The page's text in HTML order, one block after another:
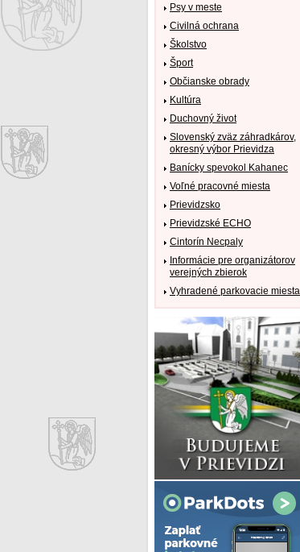
Psy v meste
Civilná ochrana
Školstvo
Šport
Občianske obrady
Kultúra
Duchovný život
Slovenský zväz záhradkárov,
okresný výbor Prievidza
Banícky spevokol Kahanec
Voľné pracovné miesta
Prievidzsko
Prievidzské ECHO
Cintorín Necpaly
Informácie pre organizátorov
verejných zbierok
Vyhradené parkovacie miesta